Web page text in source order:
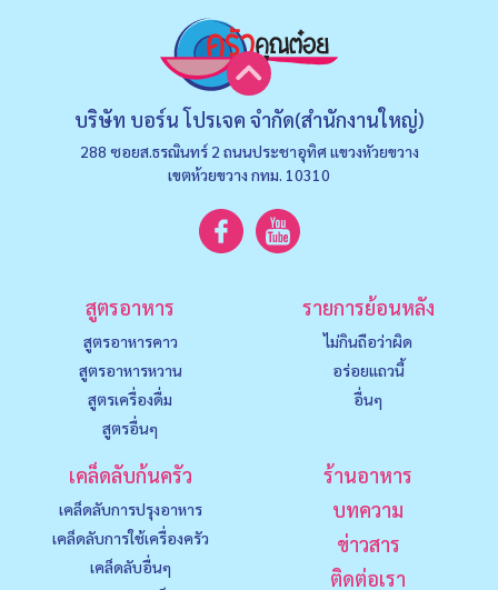
บริษัท บอร์น โปรเจค จำกัด(สำนักงานใหญ่)
288 ซอยส.ธรณินทร์ 2 ถนนประชาอุทิศ แขวงหัวยขวาง
เขตห้วยขวาง กทม. 10310
สูตรอาหาร
สูตรอาหารคาว
สูตรอาหารหวาน
สูตรเครื่องดื่ม
สูตรอื่นๆ
รายการย้อนหลัง
ไม่กินถือว่าผิด
อร่อยแถวนี้
อื่นๆ
เคล็ดลับก้นครัว
เคล็ดลับการปรุงอาหาร
เคล็ดลับการใช้เครื่องครัว
เคล็ดลับอื่นๆ
ร้านอาหาร
บทความ
ข่าวสาร
ติดต่อเรา